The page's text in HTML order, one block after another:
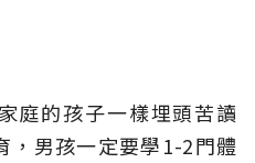
庭的孩子一樣埋頭苦讀
，男孩一定要學1-2門體